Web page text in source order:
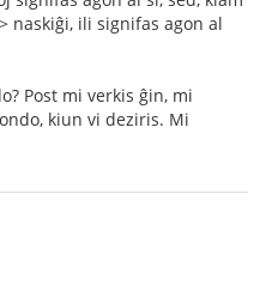
naskiĝi, ili signifas agon al
Post mi verkis ĝin, mi
kiun vi deziris. Mi